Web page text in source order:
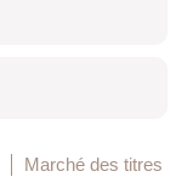
Marché des titres